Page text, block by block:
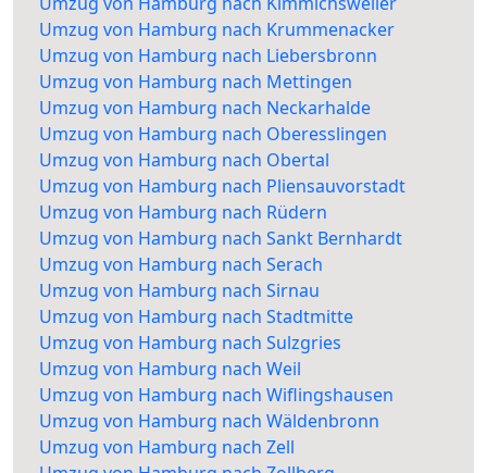
Umzug von Hamburg nach Krummenacker
Umzug von Hamburg nach Liebersbronn
Umzug von Hamburg nach Mettingen
Umzug von Hamburg nach Neckarhalde
Umzug von Hamburg nach Oberesslingen
Umzug von Hamburg nach Obertal
Umzug von Hamburg nach Pliensauvorstadt
Umzug von Hamburg nach Rüdern
Umzug von Hamburg nach Sankt Bernhardt
Umzug von Hamburg nach Serach
Umzug von Hamburg nach Sirnau
Umzug von Hamburg nach Stadtmitte
Umzug von Hamburg nach Sulzgries
Umzug von Hamburg nach Weil
Umzug von Hamburg nach Wiflingshausen
Umzug von Hamburg nach Wäldenbronn
Umzug von Hamburg nach Zell